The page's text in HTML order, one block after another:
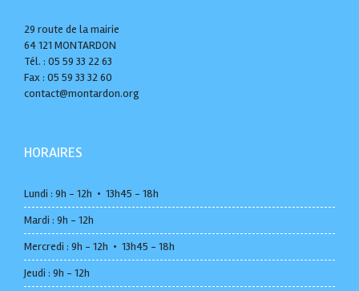
29 route de la mairie
64 121 MONTARDON
Tél. : 05 59 33 22 63
Fax : 05 59 33 32 60
contact@montardon.org
HORAIRES
Lundi : 9h - 12h • 13h45 - 18h
Mardi : 9h - 12h
Mercredi : 9h - 12h • 13h45 - 18h
Jeudi : 9h - 12h